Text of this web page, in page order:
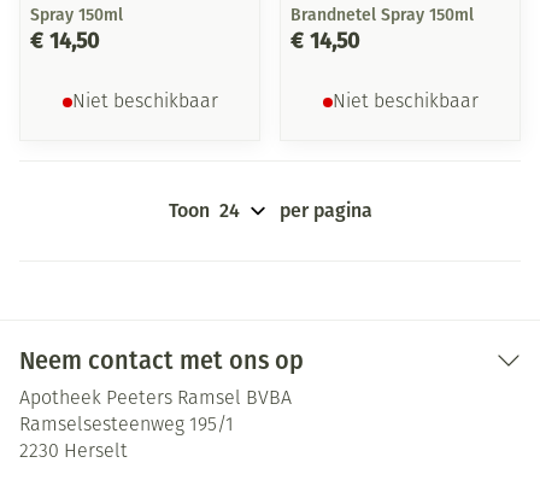
Spray 150ml
€ 14,50
Niet beschikbaar
Brandnetel Spray 150ml
€ 14,50
Niet beschikbaar
Toon per pagina
Neem contact met ons op
Apotheek Peeters Ramsel BVBA
Ramselsesteenweg 195/1
2230 Herselt